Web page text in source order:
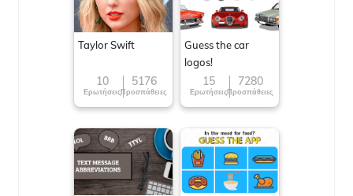
Taylor Swift
10
Ερωτήσεις
5176
Προσπάθειες
Guess the car
logos!
15
Ερωτήσεις
7280
Προσπάθειες